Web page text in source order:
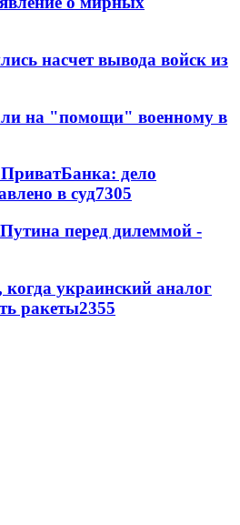
насчет вывода войск из
на "помощи" военному в
ПриватБанка: дело
в суд7305
перед дилеммой -
украинский аналог
ракеты2355